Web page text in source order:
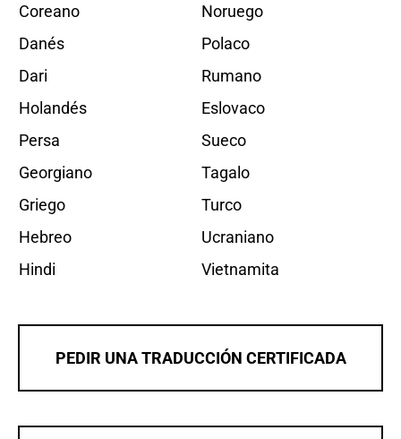
Coreano
Danés
Dari
Holandés
Persa
Georgiano
Griego
Hebreo
Hindi
Noruego
Polaco
Rumano
Eslovaco
Sueco
Tagalo
Turco
Ucraniano
Vietnamita
PEDIR UNA TRADUCCIÓN CERTIFICADA